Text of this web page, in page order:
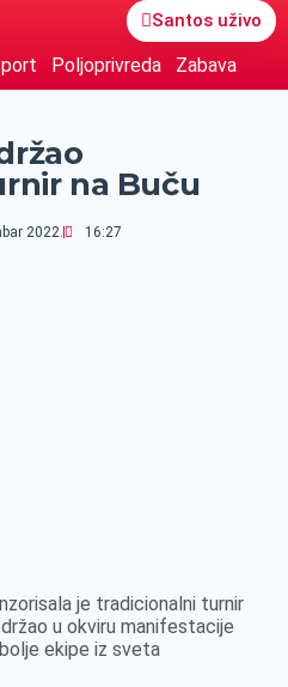
Santos uživo
Poljoprivreda Zabava
na Buču
2022. 16:27
je tradicionalni turnir
u okviru manifestacije
ekipe iz sveta